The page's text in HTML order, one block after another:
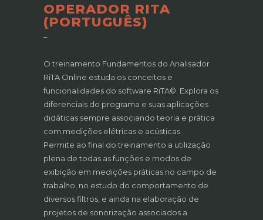
OPERADOR RITA
(PORTUGUÊS)
–
O treinamento Fundamentos do Analisador
RiTA Online estuda os conceitos e
funcionalidades do software RiTA© . Explora os
diferenciais do programa e suas aplicações
didáticas sempre associando teoria e prática
com medições elétricas e acústicas.
Permite ao final do treinamento a utilização
plena de todas as funções e modos de
exibição em medições práticas no campo de
trabalho, no estudo do comportamento de
diversos filtros, e ainda na elaboração de
projetos de sonorização associados a